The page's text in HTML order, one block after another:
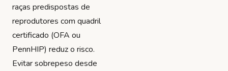
raças predispostas de
reprodutores com quadril
certificado (OFA ou
PennHIP) reduz o risco.
Evitar sobrepeso desde